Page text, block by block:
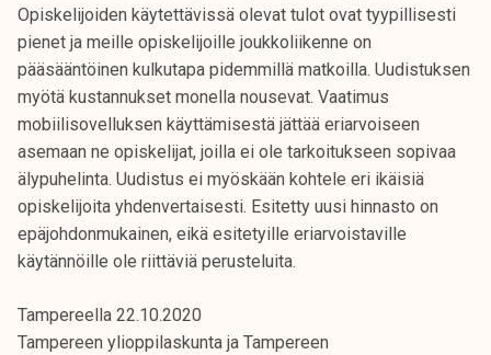
Opiskelijoiden käytettävissä olevat tulot ovat tyypillisesti
pienet ja meille opiskelijoille joukkoliikenne on
pääsääntöinen kulkutapa pidemmillä matkoilla. Uudistuksen
myötä kustannukset monella nousevat. Vaatimus
mobiilisovelluksen käyttämisestä jättää eriarvoiseen
asemaan ne opiskelijat, joilla ei ole tarkoitukseen sopivaa
älypuhelinta. Uudistus ei myöskään kohtele eri ikäisiä
opiskelijoita yhdenvertaisesti. Esitetty uusi hinnasto on
epäjohdonmukainen, eikä esitetyille eriarvoistaville
käytännöille ole riittäviä perusteluita.
Tampereella 22.10.2020
Tampereen ylioppilaskunta ja Tampereen